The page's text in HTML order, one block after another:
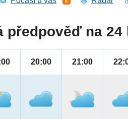
předpověď na 24
20:00 21:00